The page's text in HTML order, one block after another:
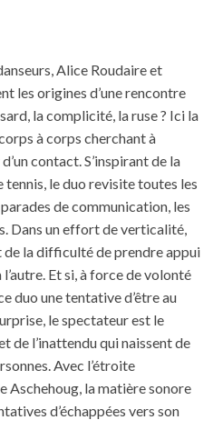
Alice Roudaire et
les origines d’une rencontre
la complicité, la ruse ? Ici la
à corps cherchant à
contact. S’inspirant de la
le duo revisite toutes les
de communication, les
Dans un effort de verticalité,
la difficulté de prendre appui
l’autre. Et si, à force de volonté
duo une tentative d’être au
le spectateur est le
de l’inattendu qui naissent de
Avec l’étroite
la matière sonore
d’échappées vers son